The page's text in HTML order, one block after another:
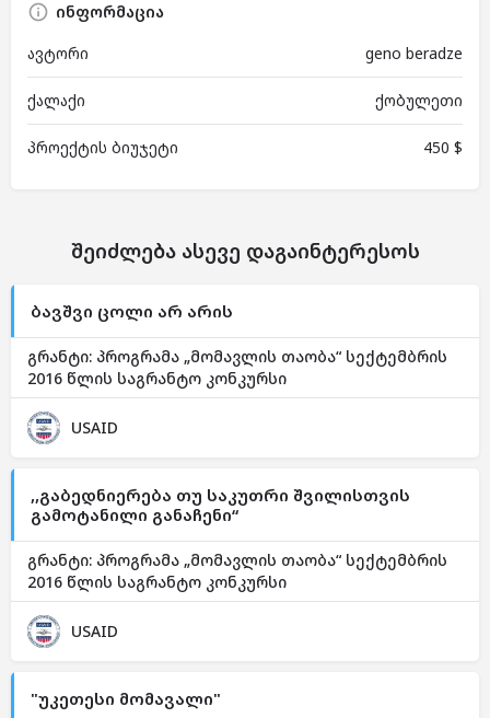
ინფორმაცია
ავტორი
geno beradze
ქალაქი ქობულეთი
პროექტის ბიუჯეტი 450 $
შეიძლება ასევე დაგაინტერესოს
ბავშვი ცოლი არ არის
გრანტი: პროგრამა „მომავლის თაობა“ სექტემბრის
2016 წლის საგრანტო კონკურსი
USAID
,,გაბედნიერება თუ საკუთრი შვილისთვის
გამოტანილი განაჩენი“
გრანტი: პროგრამა „მომავლის თაობა“ სექტემბრის
2016 წლის საგრანტო კონკურსი
USAID
"უკეთესი მომავალი"